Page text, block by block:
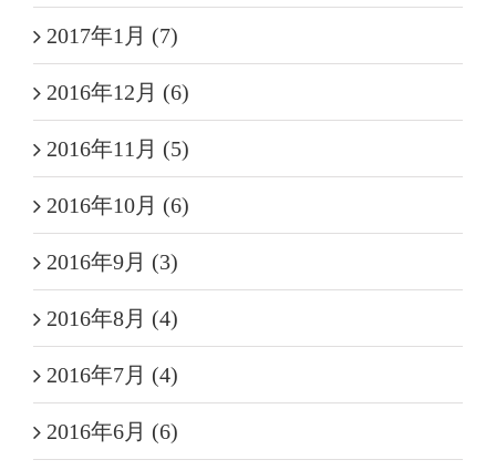
2017年1月 (7)
2016年12月 (6)
2016年11月 (5)
2016年10月 (6)
2016年9月 (3)
2016年8月 (4)
2016年7月 (4)
2016年6月 (6)